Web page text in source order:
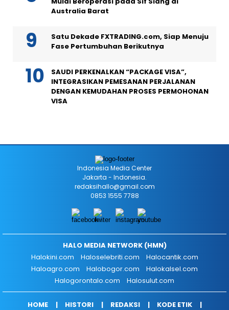
Australia Barat
Satu Dekade FXTRADING.com, Siap Menuju
Fase Pertumbuhan Berikutnya
SAUDI PERKENALKAN “PACKAGE VISA”,
INTEGRASIKAN PEMESANAN PERJALANAN
DENGAN KEMUDAHAN PROSES PERMOHONAN
VISA
Indonesia Media Center
Jakarta - Indonesia.
redaksihallo@gmail.com
0853 1555 7788
HALO MEDIA NETWORK (HMN)
Halokini.com
Haloselebriti.com
Halocantik.com
Haloagro.com
Halobogor.com
Halokalsel.com
Halogorontalo.com
Halosulut.com
HOME HISTORI REDAKSI KODE ETIK